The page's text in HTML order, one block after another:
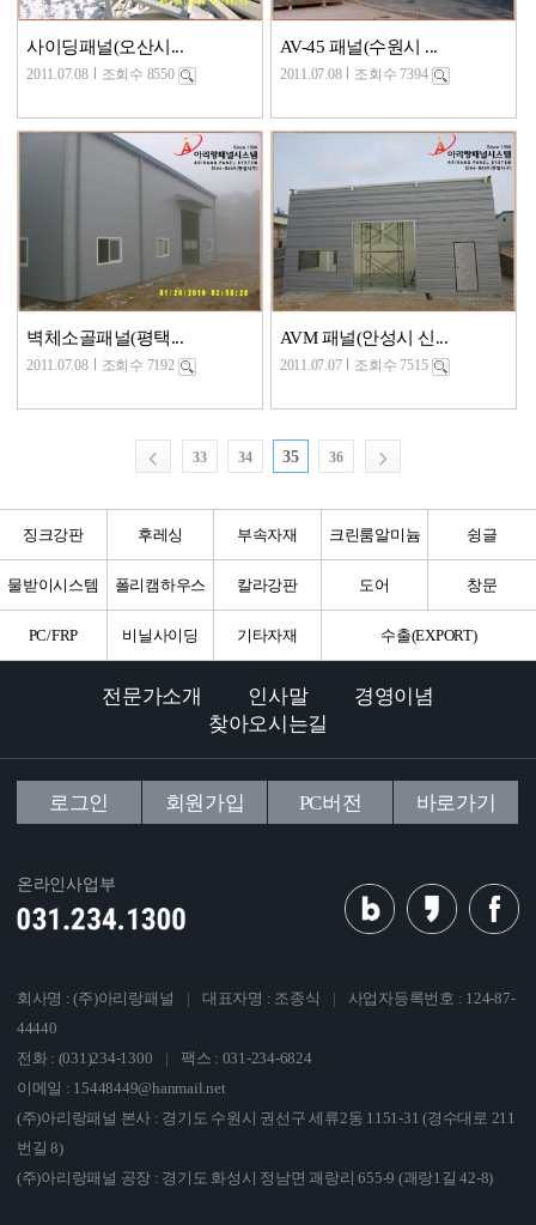
사이딩패널(오산시...
2011.07.08 조회수 8550
AV-45 패널(수원시 ...
2011.07.08 조회수 7394
벽체소골패널(평택...
2011.07.08 조회수 7192
AVM 패널(안성시 신...
2011.07.07 조회수 7515
33 34 35 36
징크강판 후레싱 부속자재 크린룸알미늄 슁글
물받이시스템 폴리캠하우스 칼라강판 도어 창문
PC/FRP 비닐사이딩 기타자재 수출(EXPORT)
전문가소개 인사말
경영이념
찾아오시는길
로그인 회원가입 PC버전 바로가기
온라인사업부
회사명 : (주)아리랑패널 대표자명 : 조종식
사업자등록번호 : 124-87-
44440
전화 : (031)234-1300
팩스 : 031-234-6824
이메일 : 15448449@hanmail.net
(주)아리랑패널 본사 : 경기도 수원시 권선구 세류2동 1151-31 (경수대로 211
번길 8)
(주)아리랑패널 공장 : 경기도 화성시 정남면 괘랑리 655-9 (괘랑1길 42-8)